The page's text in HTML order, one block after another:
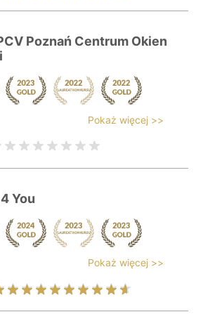
Poznań Centrum Okien
Pokaż więcej >>
You
Pokaż więcej >>